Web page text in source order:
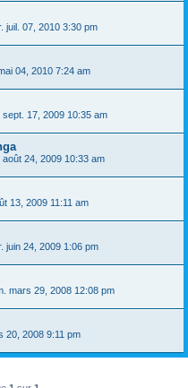
juil. 07, 2010 3:30 pm
04, 2010 7:24 am
sept. 17, 2009 10:35 am
août 24, 2009 10:33 am
13, 2009 11:11 am
juin 24, 2009 1:06 pm
mars 29, 2008 12:08 pm
20, 2008 9:11 pm